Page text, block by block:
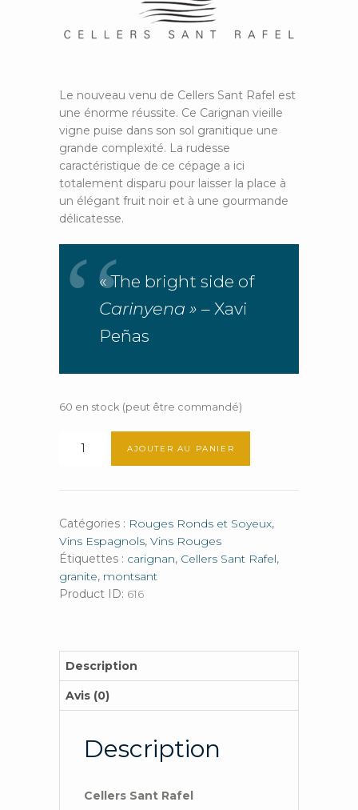
Le nouveau venu de Cellers Sant Rafel est
une énorme réussite. Ce Carignan vieille
vigne puise dans son sol granitique une
grande complexité. La rudesse
caractéristique de ce cépage a ici
totalement disparu pour laisser la place à
un élégant fruit noir et à une gourmande
délicatesse.
« The bright side of
Carinyena » – Xavi
Peñas
60 en stock (peut être commandé)
Carinyena
AJOUTER AU PANIER
Catégories : Rouges Ronds et Soyeux,
Vins Espagnols, Vins Rouges
Étiquettes : carignan, Cellers Sant Rafel,
granite, montsant
Product ID: 616
Description
Avis (0)
Description
Cellers Sant Rafel